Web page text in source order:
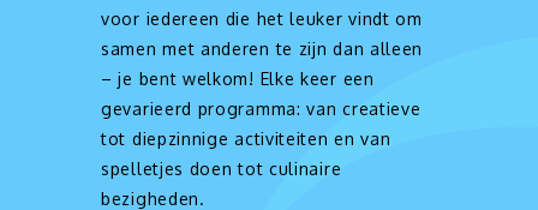
voor iedereen die het leuker vindt om
samen met anderen te zijn dan alleen
– je bent welkom! Elke keer een
gevarieerd programma: van creatieve
tot diepzinnige activiteiten en van
spelletjes doen tot culinaire
bezigheden.